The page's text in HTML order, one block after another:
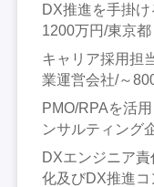
DX推進を手掛
1200万円/東京都
キャリア採用担
業運営会社/～
PMO/RPAを活
ンサルティング
DXエンジニア
化及びDX推進